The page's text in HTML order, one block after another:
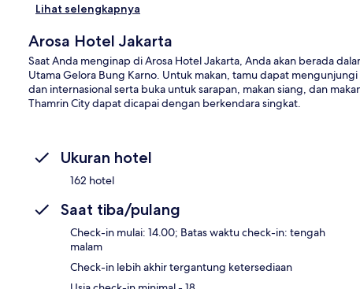
Lihat selengkapnya
Arosa Hotel Jakarta
Saat Anda menginap di Arosa Hotel Jakarta, Anda akan berada
Utama Gelora Bung Karno. Untuk makan, tamu dapat
dan internasional serta buka untuk sarapan, makan siang, dan
Thamrin City dapat dicapai dengan berkendara singkat.
Ukuran hotel
162 hotel
Saat tiba/pulang
Check-in mulai: 14.00; Batas waktu check-in: tengah
malam
Check-in lebih akhir tergantung ketersediaan